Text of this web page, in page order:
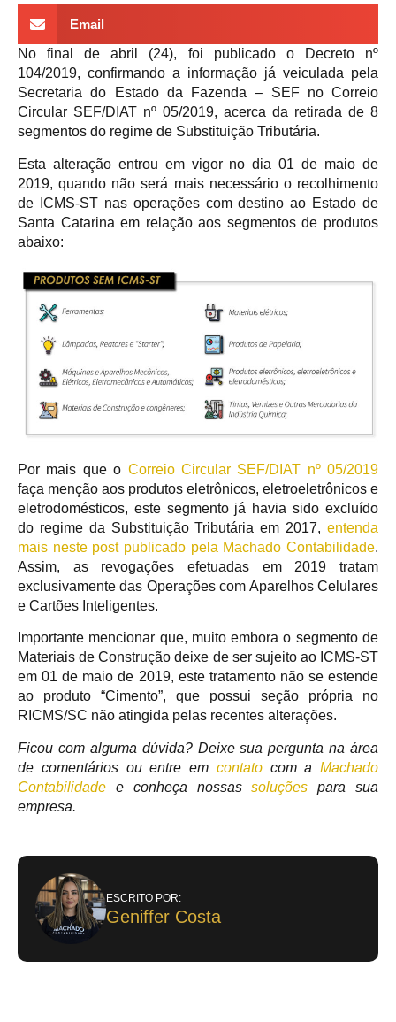
Email
No final de abril (24), foi publicado o Decreto nº
104/2019, confirmando a informação já veiculada pela
Secretaria do Estado da Fazenda – SEF no Correio
Circular SEF/DIAT nº 05/2019, acerca da retirada de 8
segmentos do regime de Substituição Tributária.
Esta alteração entrou em vigor no dia 01 de maio de
2019, quando não será mais necessário o recolhimento
de ICMS-ST nas operações com destino ao Estado de
Santa Catarina em relação aos segmentos de produtos
abaixo:
Por mais que o Correio Circular SEF/DIAT nº 05/2019
faça menção aos produtos eletrônicos, eletroeletrônicos e
eletrodomésticos, este segmento já havia sido excluído
do regime da Substituição Tributária em 2017, entenda
mais neste post publicado pela Machado Contabilidade.
Assim, as revogações efetuadas em 2019 tratam
exclusivamente das Operações com Aparelhos Celulares
e Cartões Inteligentes.
Importante mencionar que, muito embora o segmento de
Materiais de Construção deixe de ser sujeito ao ICMS-ST
em 01 de maio de 2019, este tratamento não se estende
ao produto “Cimento”, que possui seção própria no
RICMS/SC não atingida pelas recentes alterações.
Ficou com alguma dúvida? Deixe sua pergunta na área
de comentários ou entre em contatocom a Machado
Contabilidade e conheça nossassoluções para sua
empresa.
ESCRITO POR:
Geniffer Costa